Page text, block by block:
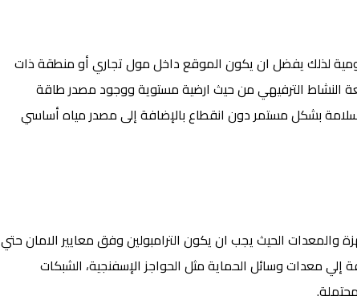
لذلك يفضل ان يكون الموقع داخل مول تجاري أو منطقة ذات
النشاط الترفيهي من حيث ارضية مستوية ووجود مصدر طاقة
بشكل مستمر دون انقطاع بالإضافة إلى مصدر مياه أساسي
والمعدات الحيث يجب ان يكون الترامبولين وفق معايير الامان حتي
معدات وسائل الحماية مثل الحواجز الإسفنجية، الشبكات